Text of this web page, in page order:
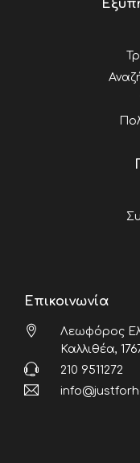
Επικοινωνία
Λεωφόρος
Καλλιθέα,
210 9511272